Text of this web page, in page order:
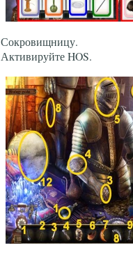
Сокровищницу.
Активируйте HOS.